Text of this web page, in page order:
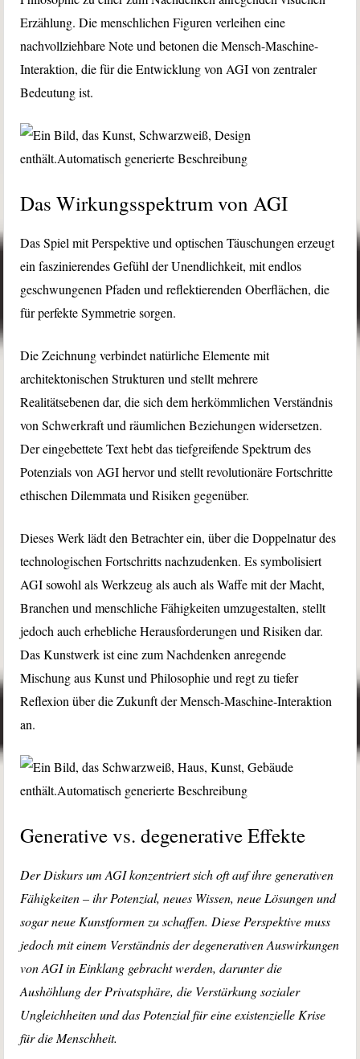
Erzählung. Die menschlichen Figuren verleihen eine
nachvollziehbare Note und betonen die Mensch-Maschine-
Interaktion, die für die Entwicklung von AGI von zentraler
Bedeutung ist.
Das Wirkungsspektrum von AGI
Das Spiel mit Perspektive und optischen Täuschungen erzeugt
ein faszinierendes Gefühl der Unendlichkeit, mit endlos
geschwungenen Pfaden und reflektierenden Oberflächen, die
für perfekte Symmetrie sorgen.
Die Zeichnung verbindet natürliche Elemente mit
architektonischen Strukturen und stellt mehrere
Realitätsebenen dar, die sich dem herkömmlichen Verständnis
von Schwerkraft und räumlichen Beziehungen widersetzen.
Der eingebettete Text hebt das tiefgreifende Spektrum des
Potenzials von AGI hervor und stellt revolutionäre Fortschritte
ethischen Dilemmata und Risiken gegenüber.
Dieses Werk lädt den Betrachter ein, über die Doppelnatur des
technologischen Fortschritts nachzudenken. Es symbolisiert
AGI sowohl als Werkzeug als auch als Waffe mit der Macht,
Branchen und menschliche Fähigkeiten umzugestalten, stellt
jedoch auch erhebliche Herausforderungen und Risiken dar.
Das Kunstwerk ist eine zum Nachdenken anregende
Mischung aus Kunst und Philosophie und regt zu tiefer
Reflexion über die Zukunft der Mensch-Maschine-Interaktion
an.
Generative vs. degenerative Effekte
Der Diskurs um AGI konzentriert sich oft auf ihre generativen
Fähigkeiten – ihr Potenzial, neues Wissen, neue Lösungen und
sogar neue Kunstformen zu schaffen. Diese Perspektive muss
jedoch mit einem Verständnis der degenerativen Auswirkungen
von AGI in Einklang gebracht werden, darunter die
Aushöhlung der Privatsphäre, die Verstärkung sozialer
Ungleichheiten und das Potenzial für eine existenzielle Krise
für die Menschheit.